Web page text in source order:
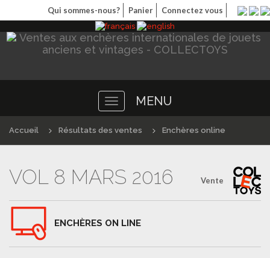
Qui sommes-nous? Panier Connectez vous
Toggle
navigation
MENU
Accueil Résultats des ventes Enchères online
Vente
VOL 8 MARS 2016
ENCHÈRES ON LINE